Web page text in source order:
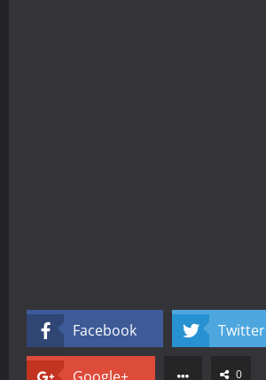
Facebook Twitter
0